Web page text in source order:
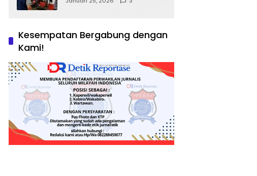
Kesempatan Bergabung dengan
Kami!